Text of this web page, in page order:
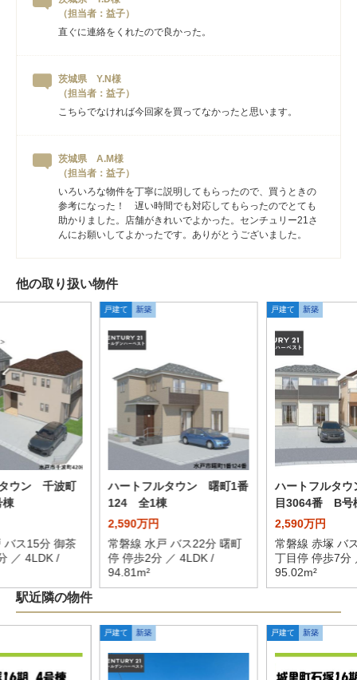
（担当者：益子）
直ぐに連絡をくれたので良かった。
茨城県 Y.N様
（担当者：益子）
こちらでなければ今回家を買ってなかったと思います。
茨城県 A.M様
（担当者：益子）
いろいろな物件を丁寧に説明してもらったので、買うときの
参考になった！ 遅い時間でも対応してもらったのでとても
助かりました。店舗がきれいでよかった。センチュリー21さ
んにお願いしてよかったです。ありがとうございました。
他の取り扱い物件
ウン 千波町
バス15分 御茶
／ 4LDK /
戸建て 新築
ハートフルタウン 曙町1番
124 全1棟
2,590万円
常磐線 水戸 バス22分 曙町
停 停歩2分 ／ 4LDK /
94.81m²
戸建て 新築
ハートフルタ
目3064番 B号
2,590万円
常磐線 赤塚 バ
丁目停 停歩7分
95.02m²
駅近隣の物件
戸建て 新築 戸建て 新築